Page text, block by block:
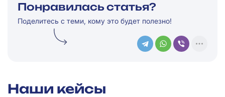
Понравилась статья?
Поделитесь с теми, кому это будет полезно!
Наши кейсы